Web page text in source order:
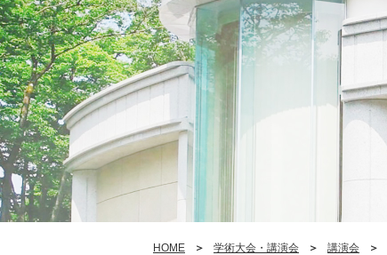
HOME 学術大会・講演会 講演会